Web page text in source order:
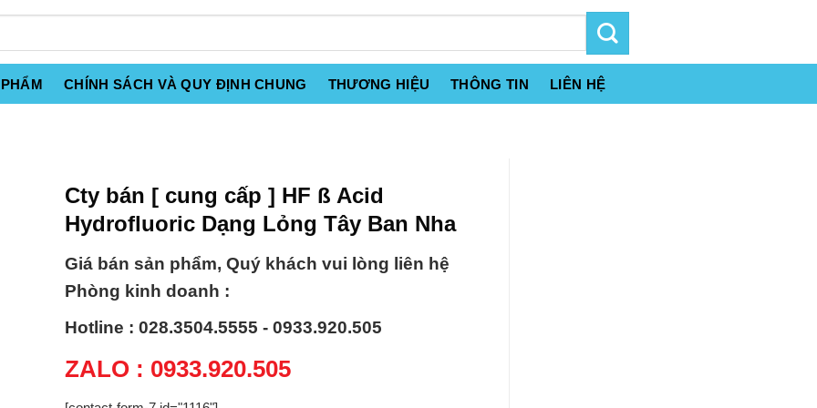
CHÍNH SÁCH VÀ QUY ĐỊNH CHUNG THƯƠNG HIỆU THÔNG TIN LIÊN HỆ
Cty bán [ cung cấp ] HF ß Acid
Hydrofluoric Dạng Lỏng Tây Ban Nha
Giá bán sản phẩm, Quý khách vui lòng liên hệ
Phòng kinh doanh :
Hotline : 028.3504.5555 - 0933.920.505
ZALO : 0933.920.505